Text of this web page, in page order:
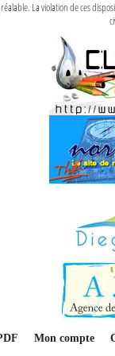
La violation de ces
Mon compte